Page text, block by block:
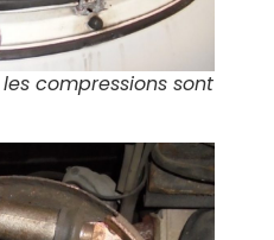
compressions sont